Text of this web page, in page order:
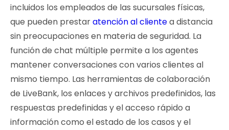
incluidos los empleados de las sucursales físicas,
que pueden prestaratención al clientea distancia
sin preocupaciones en materia de seguridad. La
función de chat múltiple permite a los agentes
mantener conversaciones con varios clientes al
mismo tiempo. Las herramientas de colaboración
de LiveBank, los enlaces y archivos predefinidos, las
respuestas predefinidas y el acceso rápido a
información como el estado de los casos y el